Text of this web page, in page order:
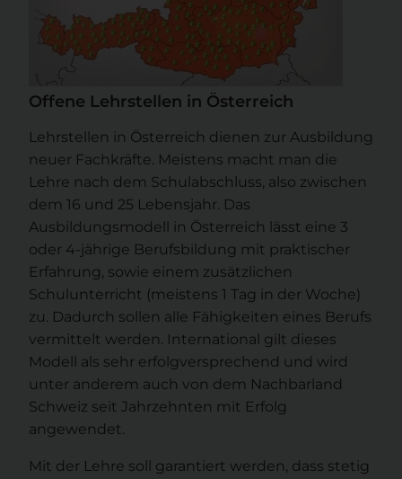
Offene Lehrstellen in Österreich
Lehrstellen in Österreich dienen zur Ausbildung
neuer Fachkräfte. Meistens macht man die
Lehre nach dem Schulabschluss, also zwischen
dem 16 und 25 Lebensjahr. Das
Ausbildungsmodell in Österreich lässt eine 3
oder 4-jährige Berufsbildung mit praktischer
Erfahrung, sowie einem zusätzlichen
Schulunterricht (meistens 1 Tag in der Woche)
zu. Dadurch sollen alle Fähigkeiten eines Berufs
vermittelt werden. International gilt dieses
Modell als sehr erfolgversprechend und wird
unter anderem auch von dem Nachbarland
Schweiz seit Jahrzehnten mit Erfolg
angewendet.
Mit der Lehre soll garantiert werden, dass stetig